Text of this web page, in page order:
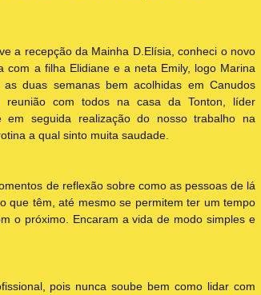
a recepção da Mainha D.Elísia, conheci o novo
com a filha Elidiane e a neta Emily, logo Marina
duas semanas bem acolhidas em Canudos
com todos na casa da Tonton, líder
seguida realização do nosso trabalho na
a qual sinto muita saudade.
de reflexão sobre como as pessoas de lá
que têm, até mesmo se permitem ter um tempo
o próximo. Encaram a vida de modo simples e
pois nunca soube bem como lidar com